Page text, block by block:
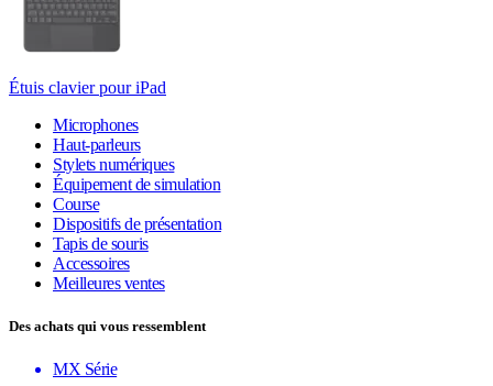
Étuis clavier pour iPad
Microphones
Haut-parleurs
Stylets numériques
Équipement de simulation
Course
Dispositifs de présentation
Tapis de souris
Accessoires
Meilleures ventes
Des achats qui vous ressemblent
MX Série